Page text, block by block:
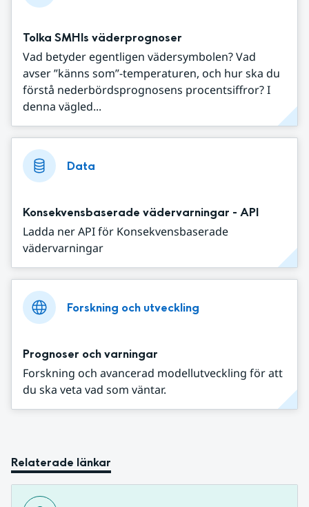
Tolka SMHIs väderprognoser
Vad betyder egentligen vädersymbolen? Vad
avser ”känns som”-temperaturen, och hur ska du
förstå nederbördsprognosens procentsiffror? I
denna vägled...
Data
Konsekvensbaserade vädervarningar - API
Ladda ner API för Konsekvensbaserade
vädervarningar
Forskning och utveckling
Prognoser och varningar
Forskning och avancerad modellutveckling för att
du ska veta vad som väntar.
Relaterade länkar